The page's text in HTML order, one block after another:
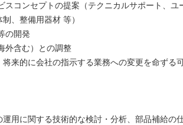
スコンセプトの提案（テクニカルサポート、ユ
、整備用器材 等）
の開発
外含む）との調整
将来的に会社の指示する業務への変更を命ずる
用に関する技術的な検討・分析、部品補給の